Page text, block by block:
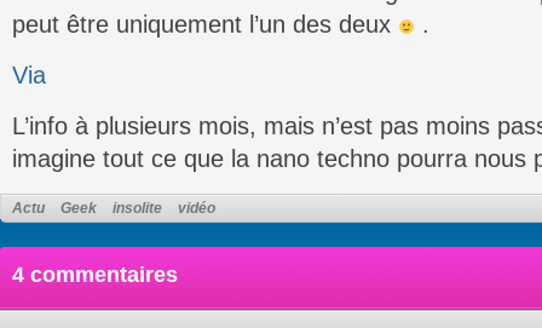
peut être uniquement l’un des deux
.
Via
L’info à plusieurs mois, mais n’est pas moins
imagine tout ce que la nano techno pourra nous
Actu Geek insolite vidéo
4 commentaires